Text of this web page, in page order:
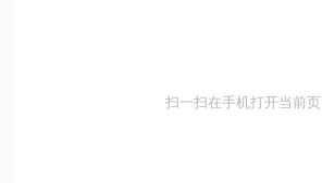
扫一扫在手机打开当前页